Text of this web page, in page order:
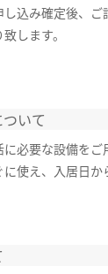
し込み確定後、
します。
いて
に必要な設備を
に使え、入居日か